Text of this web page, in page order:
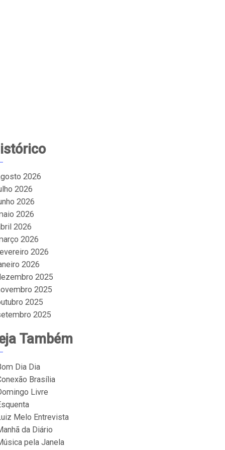
2026
2026
2026
2026
2026
2026
2026
2026
2025
2025
2025
2025
Também
Dia Dia
Brasília
Livre
Melo Entrevista
da Diário
pela Janela